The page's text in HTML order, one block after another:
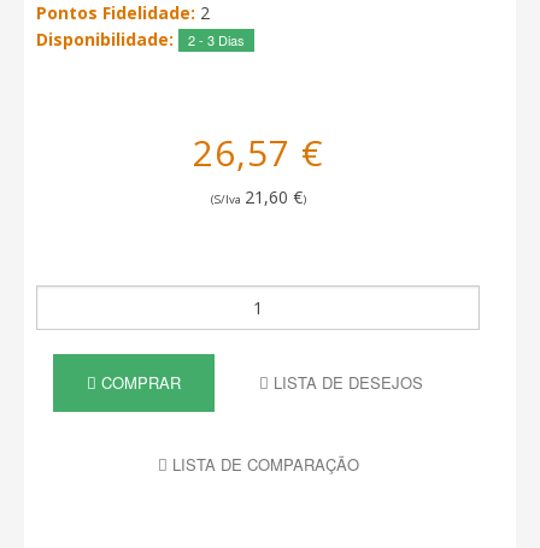
Pontos Fidelidade: 2
Disponibilidade:
2 - 3 Dias
26,57 €
(S/Iva 21,60 €)
COMPRAR LISTA DE DESEJOS
LISTA DE COMPARAÇÃO